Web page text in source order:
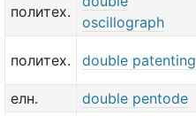
политех.
oscillograph
политех. double patenting
елн.
double pentode